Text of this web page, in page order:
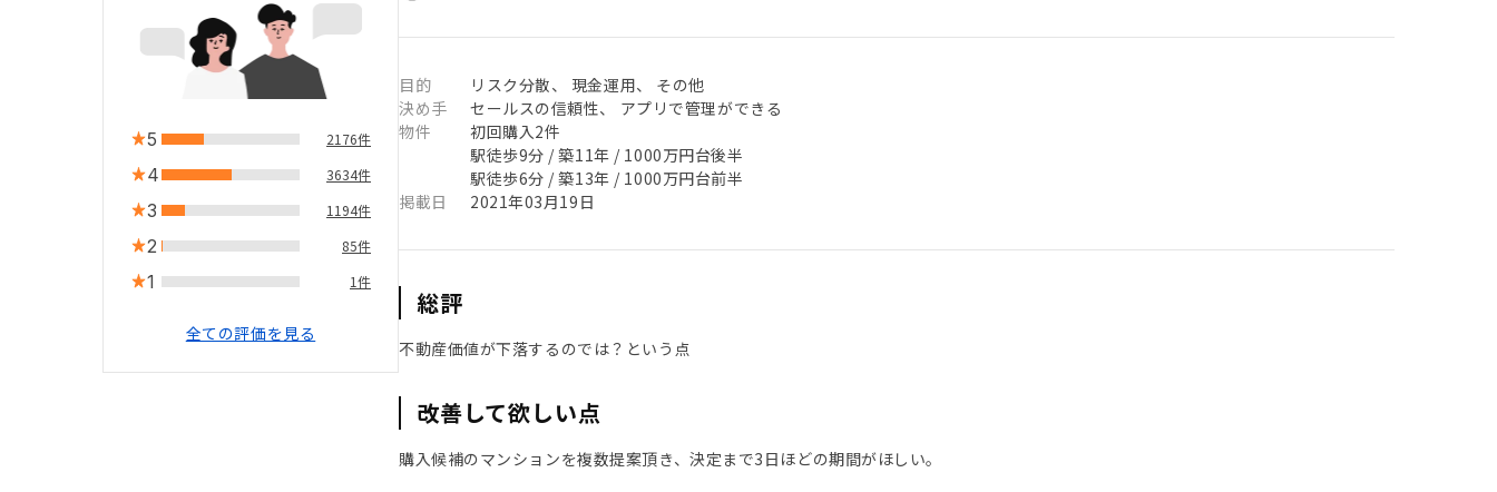
5 2176件
4 3634件
3 1194件
2 85件
1 1件
全ての評価を見る
目的
リスク分散、 現金運用、 その他
決め手
セールスの信頼性、 アプリで管理ができる
物件
初回購入2件
駅徒歩9分 / 築11年 / 1000万円台後半
駅徒歩6分 / 築13年 / 1000万円台前半
掲載日
2021年03月19日
総評
不動産価値が下落するのでは？という点
改善して欲しい点
購入候補のマンションを複数提案頂き、決定まで3日ほどの期間がほしい。